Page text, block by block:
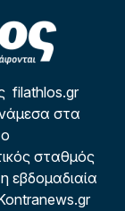
filathlos.gr
στα
σταθμός
εβδομαδιαία